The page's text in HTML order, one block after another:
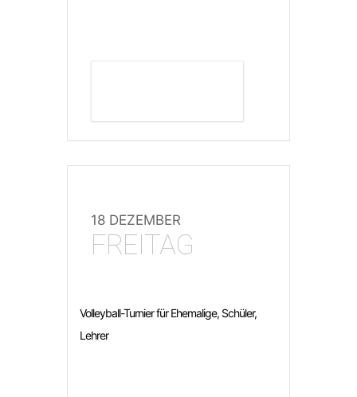
18 DEZEMBER
FREITAG
Volleyball-Turnier für Ehemalige, Schüler,
Lehrer